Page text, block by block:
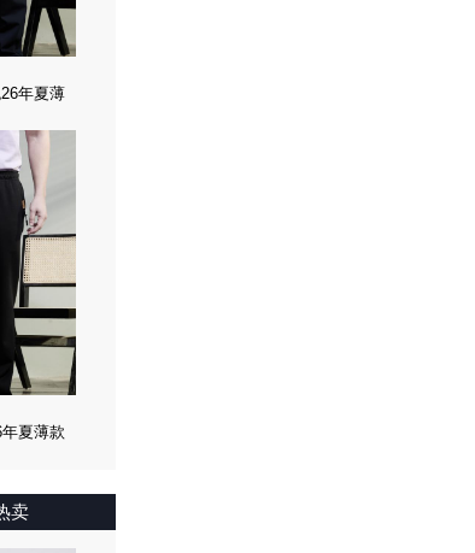
年夏薄
纺）
夏薄款
卖